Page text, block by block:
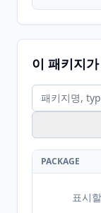
이 패키지
PACKAGE
표시